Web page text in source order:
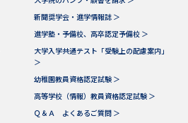
夢ナビライブ
ザーサポート
大学進学IDについて
新聞奨学会・進学情報誌 ＞
進学塾・予備校、高卒認定予備校 ＞
大学入学共通テスト「受験上の配慮案内」
＞
幼稚園教員資格認定試験 ＞
高等学校（情報）教員資格認定試験 ＞
Ｑ＆Ａ よくあるご質問 ＞